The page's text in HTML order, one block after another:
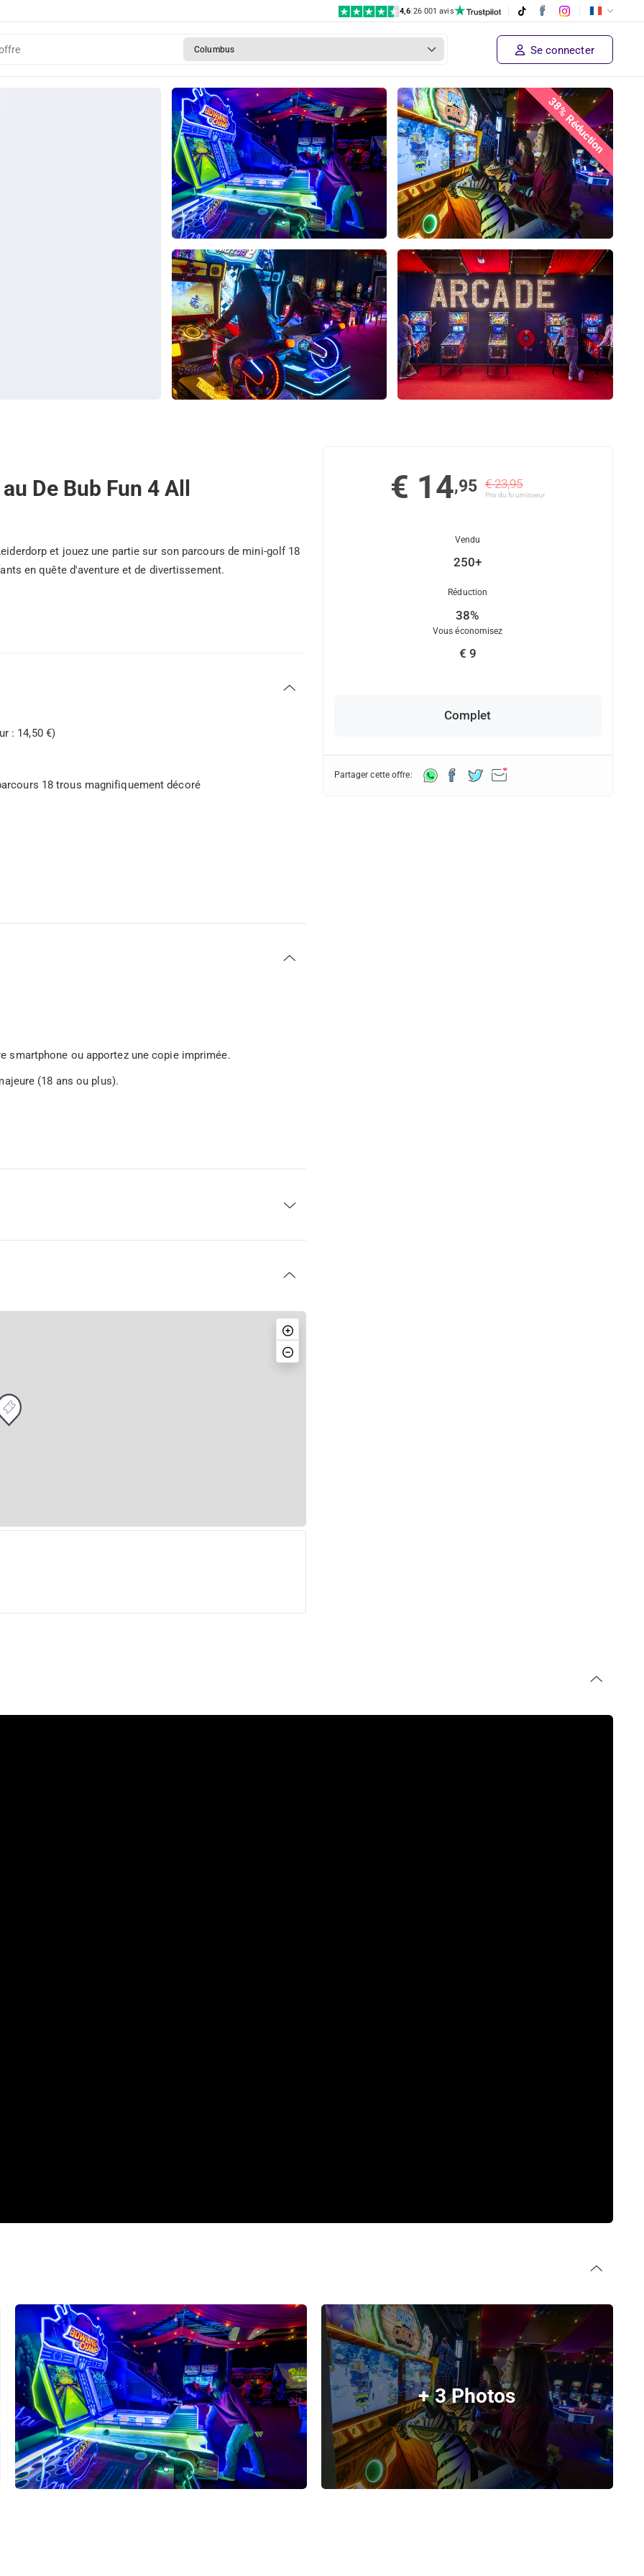
4,6|26 001 avis
Columbus Se connecter
38% Réduction
De Bub Fun 4 All
et jouez une partie sur son parcours de mini-golf 18
en quête d'aventure et de divertissement.
: 14,50 €)
18 trous magnifiquement décoré
smartphone ou apportez une copie imprimée.
(18 ans ou plus).
€ 14,95 € 23,95
Prix ​​du fournisseur
Vendu
250+
Réduction
38%
Vous économisez
€ 9
Complet
Partager cette offre:
+ 3 Photos